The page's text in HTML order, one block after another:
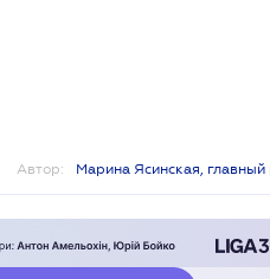
Автор: Марина Ясинская,